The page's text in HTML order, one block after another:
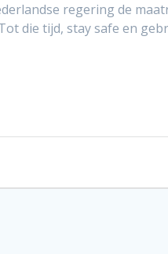
regering de
die tijd, stay safe en